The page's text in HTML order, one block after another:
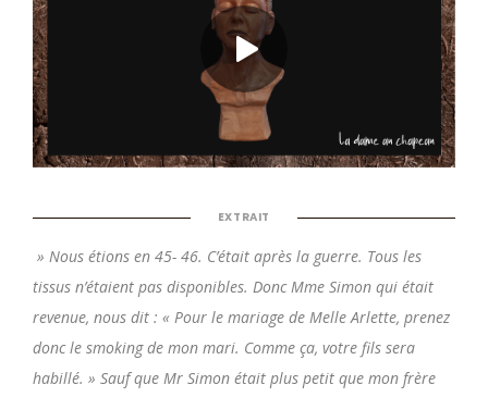
EXTRAIT
» Nous étions en 45- 46. C’était après la guerre. Tous les
tissus n’étaient pas disponibles. Donc Mme Simon qui était
revenue, nous dit : « Pour le mariage de Melle Arlette, prenez
donc le smoking de mon mari. Comme ça, votre fils sera
habillé. » Sauf que Mr Simon était plus petit que mon frère